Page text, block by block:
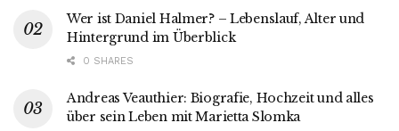
Wer ist Daniel Halmer? – Lebenslauf, Alter und
Hintergrund im Überblick
0 SHARES
Andreas Veauthier: Biografie, Hochzeit und alles
über sein Leben mit Marietta Slomka